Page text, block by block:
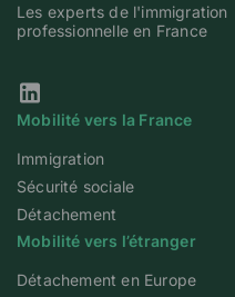
Les experts de l'immigration
professionnelle en France
Notre page Linkedin
Mobilité vers la France
Immigration
Sécurité sociale
Détachement
Mobilité vers l’étranger
Détachement en Europe